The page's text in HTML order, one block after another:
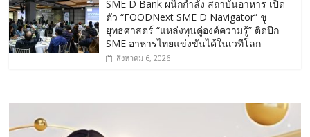
SME D Bank ผนึกกำลัง สถาบันอาหาร เปิด
ตัว “FOODNext SME D Navigator” ชู
ยุทธศาสตร์ “แหล่งทุนคู่องค์ความรู้” ติดปีก
SME อาหารไทยแข่งขันได้ในเวทีโลก
สิงหาคม 6, 2026